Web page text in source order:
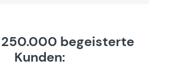
250.000 begeisterte
Kunden: